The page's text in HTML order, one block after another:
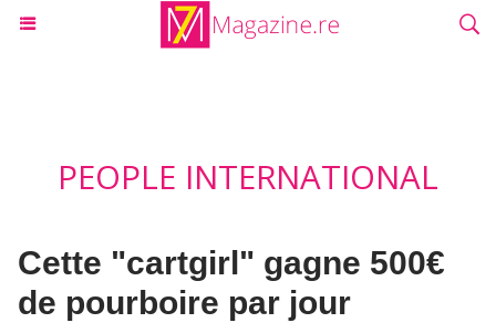
PEOPLE INTERNATIONAL
Cette "cartgirl" gagne 500€
de pourboire par jour